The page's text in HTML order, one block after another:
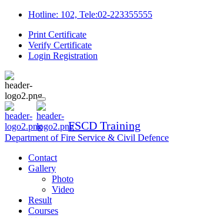
Hotline: 102, Tele:02-223355555
Print Certificate
Verify Certificate
Login Registration
FSCD Training
Department of Fire Service & Civil Defence
Contact
Gallery
Photo
Video
Result
Courses